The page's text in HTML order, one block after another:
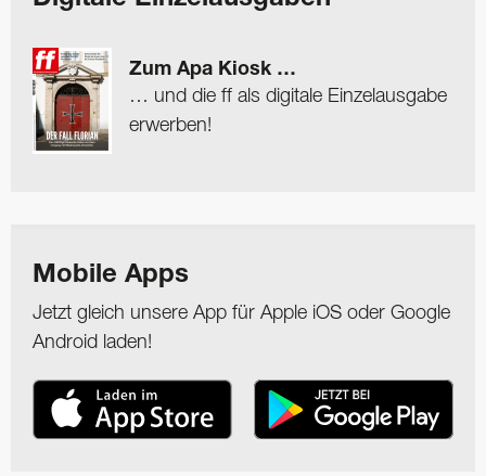
Zum Apa Kiosk …
… und die ff als digitale Einzelausgabe
erwerben!
Mobile Apps
Jetzt gleich unsere App für Apple iOS oder Google
Android laden!